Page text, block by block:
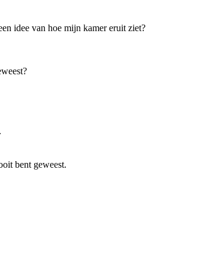
idee van hoe mijn kamer eruit ziet?
bent geweest.